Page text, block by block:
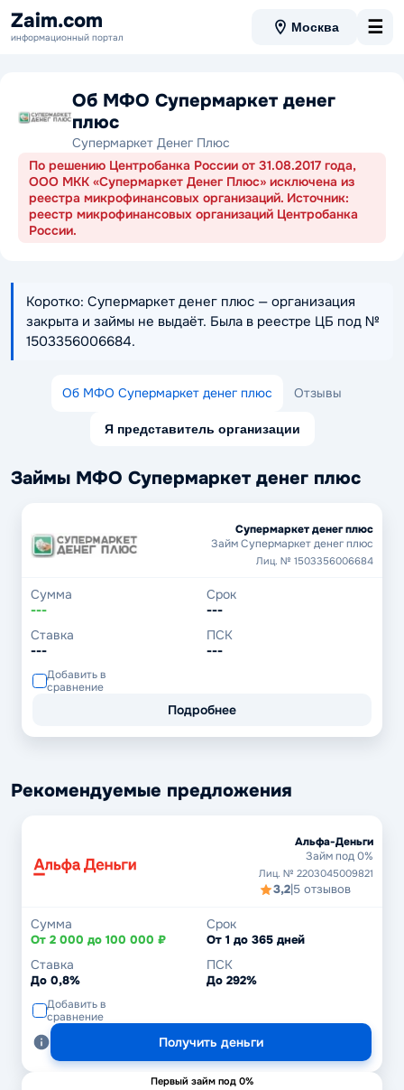
Zaim.com
информационный портал
Москва ☰
Об МФО Супермаркет денег
плюс
Супермаркет Денег Плюс
По решению Центробанка России от 31.08.2017 года,
ООО МКК «Супермаркет Денег Плюс» исключена из
реестра микрофинансовых организаций. Источник:
реестр микрофинансовых организаций Центробанка
России.
Коротко: Супермаркет денег плюс — организация
закрыта и займы не выдаёт. Была в реестре ЦБ под №
1503356006684.
Об МФО Супермаркет денег плюс Отзывы
Я представитель организации
Займы МФО Супермаркет денег плюс
Супермаркет денег плюс
Займ Супермаркет денег плюс
Лиц. № 1503356006684
Сумма
---
Срок
---
Ставка
---
ПСК
---
Добавить в
сравнение
Подробнее
Рекомендуемые предложения
Альфа-Деньги
Займ под 0%
Лиц. № 2203045009821
3,2|5 отзывов
Сумма
От 2 000 до 100 000 ₽
Срок
От 1 до 365 дней
Ставка
До 0,8%
ПСК
До 292%
Добавить в
сравнение
Получить деньги
Первый займ под 0%